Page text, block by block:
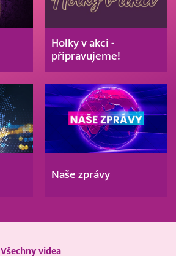
Holky v akci -
připravujeme!
Naše zprávy
Všechny videa